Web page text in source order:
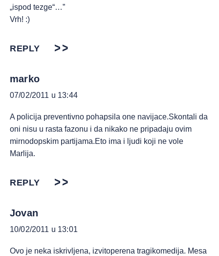
„ispod tezge“…”
Vrh! :)
REPLY
marko
07/02/2011 u 13:44
A policija preventivno pohapsila one navijace.Skontali da
oni nisu u rasta fazonu i da nikako ne pripadaju ovim
mirnodopskim partijama.Eto ima i ljudi koji ne vole
Marlija.
REPLY
Jovan
10/02/2011 u 13:01
Ovo je neka iskrivljena, izvitoperena tragikomedija. Mesa